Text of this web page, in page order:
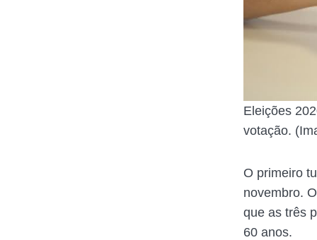
Eleições
votação.
O primeiro
novembro.
que as três
60 anos.